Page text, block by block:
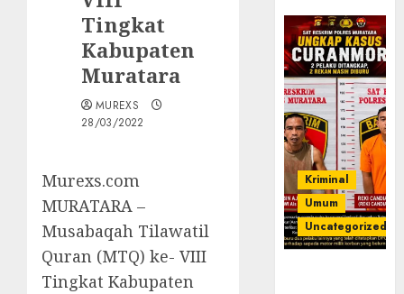
Tingkat
Kabupaten
Muratara
MUREXS
28/03/2022
Murexs.com
MURATARA –
Musabaqah Tilawatil
Quran (MTQ) ke- VIII
Tingkat Kabupaten
Kriminal
Umum
Uncategorized